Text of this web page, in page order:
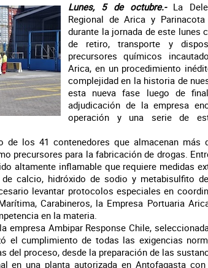
Lunes, 5 de octubre.-La
Regional de Arica y
durante la jornada de este lunes
de retiro, transporte y
precursores químicos
Arica, en un procedimiento
complejidad en la historia de
esta nueva fase luego de
adjudicación de la empresa
operación y una serie de
de los 41 contenedores que almacenan más
precursores para la fabricación de drogas.
altamente inflamable que requiere medidas
calcio, hidróxido de sodio y metabisulfito
levantar protocolos especiales en
Carabineros, la Empresa Portuaria
en la materia.
empresa Ambipar Response Chile,
el cumplimiento de todas las exigencias
del proceso, desde la preparación de las
en una planta autorizada en Antofagasta